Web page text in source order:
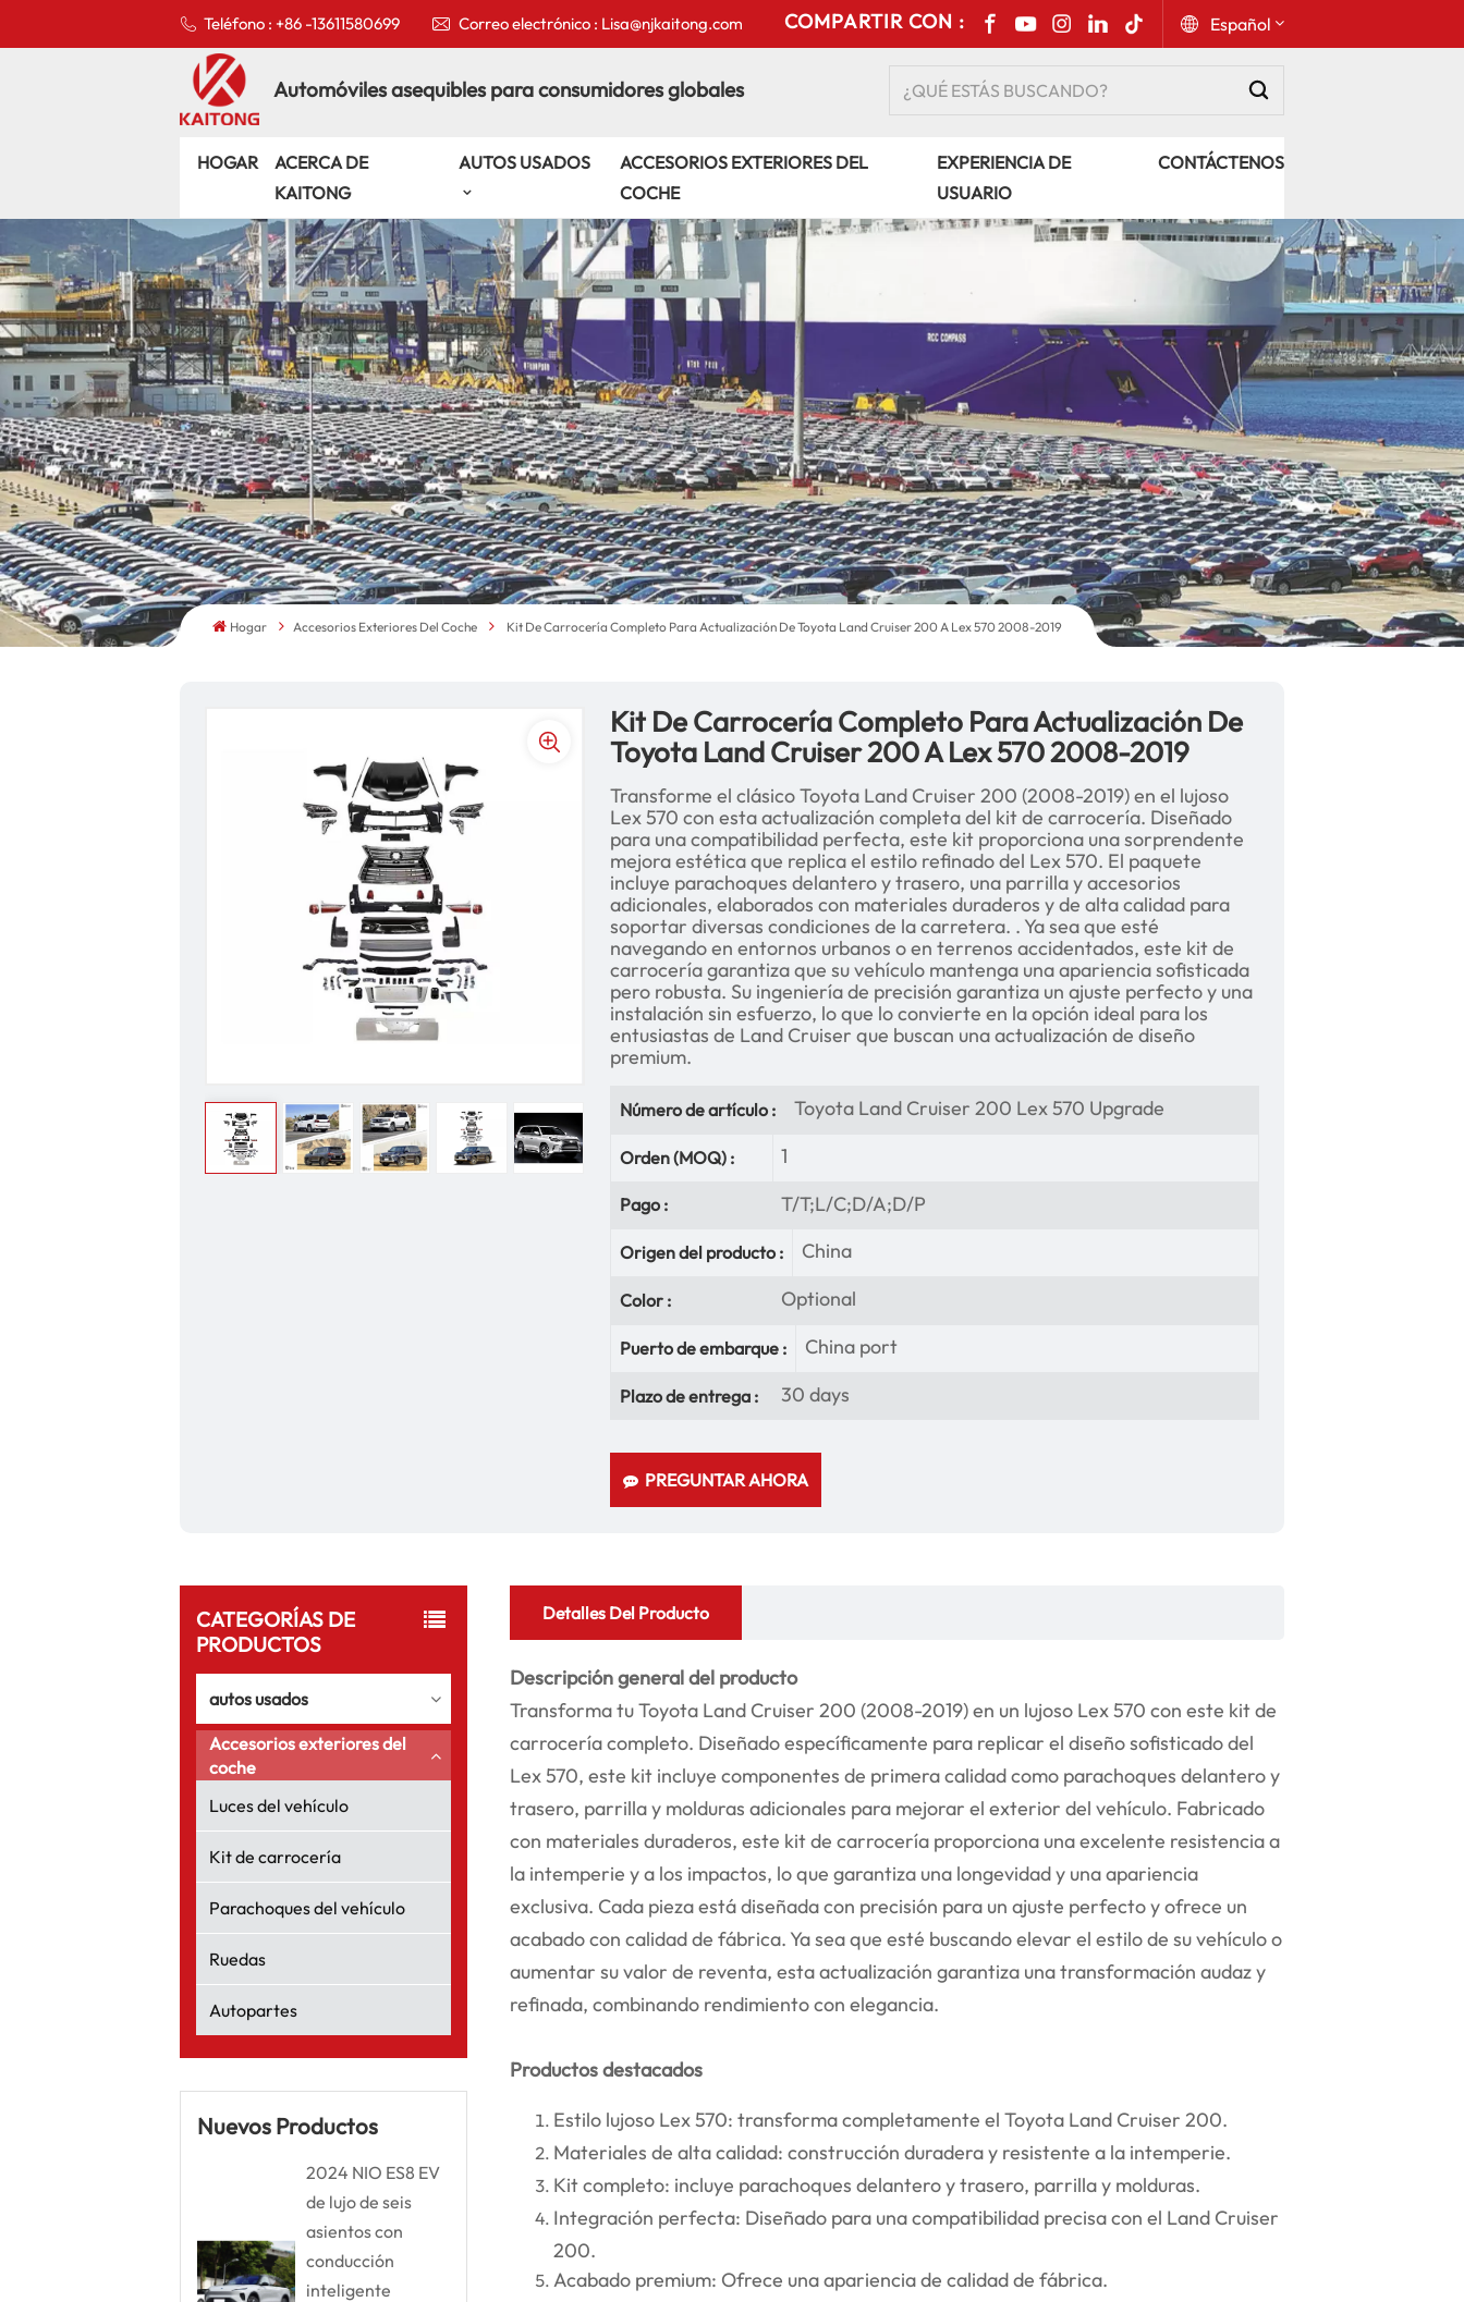
Teléfono : +86 -13611580699 Correo electrónico : Lisa@njkaitong.com COMPARTIR CON : Español
Русский
Español
Português
عربي
kiswahili
Automóviles asequibles para consumidores globales
HOGAR
ACERCA DE
KAITONG
AUTOS USADOS
ACCESORIOS EXTERIORES DEL
COCHE
EXPERIENCIA DE
USUARIO
CONTÁCTENOS
Hogar Accesorios Exteriores Del Coche Kit De Carrocería Completo Para Actualización De Toyota Land Cruiser 200 A Lex 570 2008-2019
Kit De Carrocería Completo Para Actualización De
Toyota Land Cruiser 200 A Lex 570 2008-2019
Transforme el clásico Toyota Land Cruiser 200 (2008-2019) en el lujoso
Lex 570 con esta actualización completa del kit de carrocería. Diseñado
para una compatibilidad perfecta, este kit proporciona una sorprendente
mejora estética que replica el estilo refinado del Lex 570. El paquete
incluye parachoques delantero y trasero, una parrilla y accesorios
adicionales, elaborados con materiales duraderos y de alta calidad para
soportar diversas condiciones de la carretera. . Ya sea que esté
navegando en entornos urbanos o en terrenos accidentados, este kit de
carrocería garantiza que su vehículo mantenga una apariencia sofisticada
pero robusta. Su ingeniería de precisión garantiza un ajuste perfecto y una
instalación sin esfuerzo, lo que lo convierte en la opción ideal para los
entusiastas de Land Cruiser que buscan una actualización de diseño
premium.
Número de artículo : Toyota Land Cruiser 200 Lex 570 Upgrade
Orden (MOQ) : 1
Pago : T/T;L/C;D/A;D/P
Origen del producto : China
Color : Optional
Puerto de embarque : China port
Plazo de entrega : 30 days
PREGUNTAR AHORA
CATEGORÍAS DE
PRODUCTOS
autos usados
Accesorios exteriores del
coche
Luces del vehículo
Kit de carrocería
Parachoques del vehículo
Ruedas
Autopartes
Nuevos Productos
2024 NIO ES8 EV
de lujo de seis
asientos con
conducción
inteligente
Detalles Del Producto
Descripción general del producto
Transforma tu Toyota Land Cruiser 200 (2008-2019) en un lujoso Lex 570 con este kit de
carrocería completo. Diseñado específicamente para replicar el diseño sofisticado del
Lex 570, este kit incluye componentes de primera calidad como parachoques delantero y
trasero, parrilla y molduras adicionales para mejorar el exterior del vehículo. Fabricado
con materiales duraderos, este kit de carrocería proporciona una excelente resistencia a
la intemperie y a los impactos, lo que garantiza una longevidad y una apariencia
exclusiva. Cada pieza está diseñada con precisión para un ajuste perfecto y ofrece un
acabado con calidad de fábrica. Ya sea que esté buscando elevar el estilo de su vehículo o
aumentar su valor de reventa, esta actualización garantiza una transformación audaz y
refinada, combinando rendimiento con elegancia.
Productos destacados
Estilo lujoso Lex 570: transforma completamente el Toyota Land Cruiser 200.
Materiales de alta calidad: construcción duradera y resistente a la intemperie.
Kit completo: incluye parachoques delantero y trasero, parrilla y molduras.
Integración perfecta: Diseñado para una compatibilidad precisa con el Land Cruiser
200.
Acabado premium: Ofrece una apariencia de calidad de fábrica.